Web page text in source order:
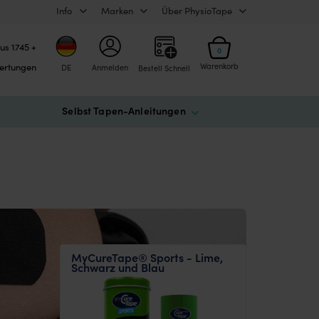
Info Marken Über PhysioTape
1745 +
DE Anmelden Bestell Schnell
0
Warenkorb
Selbst Tapen-Anleitungen
MyCureTape® Sports - Lime,
Schwarz und Blau